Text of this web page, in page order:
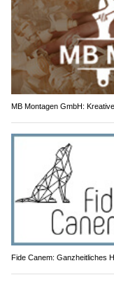
MB Montagen GmbH:
Fide Canem: Ganzheitliches